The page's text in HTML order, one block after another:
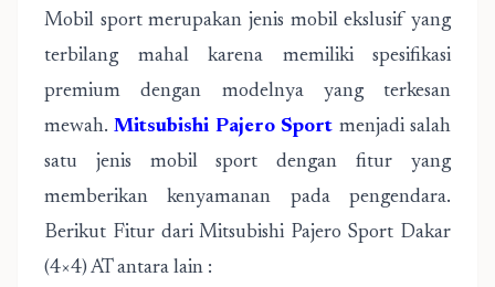
Mobil sport merupakan jenis mobil ekslusif yang
terbilang mahal karena memiliki spesifikasi
premium dengan modelnya yang terkesan
mewah.Mitsubishi Pajero Sport menjadi salah
satu jenis mobil sport dengan fitur yang
memberikan kenyamanan pada pengendara.
Berikut Fitur dari Mitsubishi Pajero Sport Dakar
(4×4) AT antara lain :